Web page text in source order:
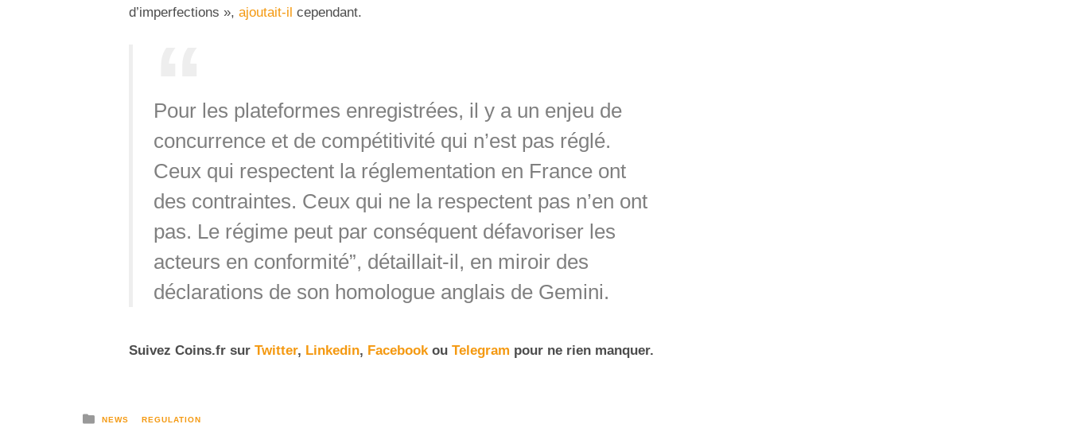
d’imperfections », ajoutait-il cependant.
Pour les plateformes enregistrées, il y a un enjeu de
concurrence et de compétitivité qui n’est pas réglé.
Ceux qui respectent la réglementation en France ont
des contraintes. Ceux qui ne la respectent pas n’en ont
pas. Le régime peut par conséquent défavoriser les
acteurs en conformité”, détaillait-il, en miroir des
déclarations de son homologue anglais de Gemini.
Suivez Coins.fr sur Twitter, Linkedin, Facebook ou Telegram pour ne rien manquer.
NEWS REGULATION